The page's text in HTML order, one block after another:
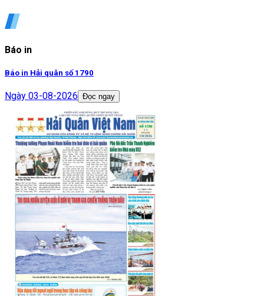
Báo in
Báo in Hải quân số 1790
Ngày 03-08-2026 Đọc ngay